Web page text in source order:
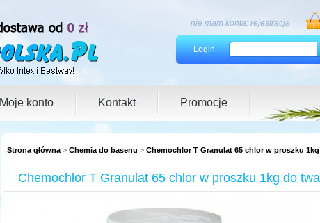
nie mam konta: rejestracja
Login
Moje konto Kontakt Promocje
Strona główna > Chemia do basenu > Chemochlor T Granulat 65 chlor w proszku
Chemochlor T Granulat 65 chlor w proszku 1kg do